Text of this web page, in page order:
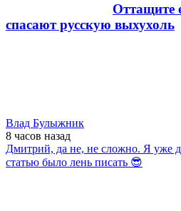
Оттащите
спасают русскую выхухоль
Влад Булыжник
8 часов назад
Дмитрий, да не, не сложно. Я уже
статью было лень писать 😎